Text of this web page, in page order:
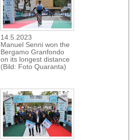
14.5.2023
Manuel Senni won the
Bergamo Granfondo
on its longest distance
(Bild: Foto Quaranta)